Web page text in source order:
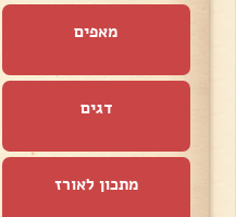
מאפים
דגים
מתכון לאורז